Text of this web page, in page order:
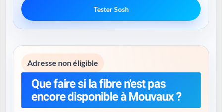
Tester Sosh
Adresse non éligible
Que faire si la fibre n'est pas
encore disponible à Mouvaux ?